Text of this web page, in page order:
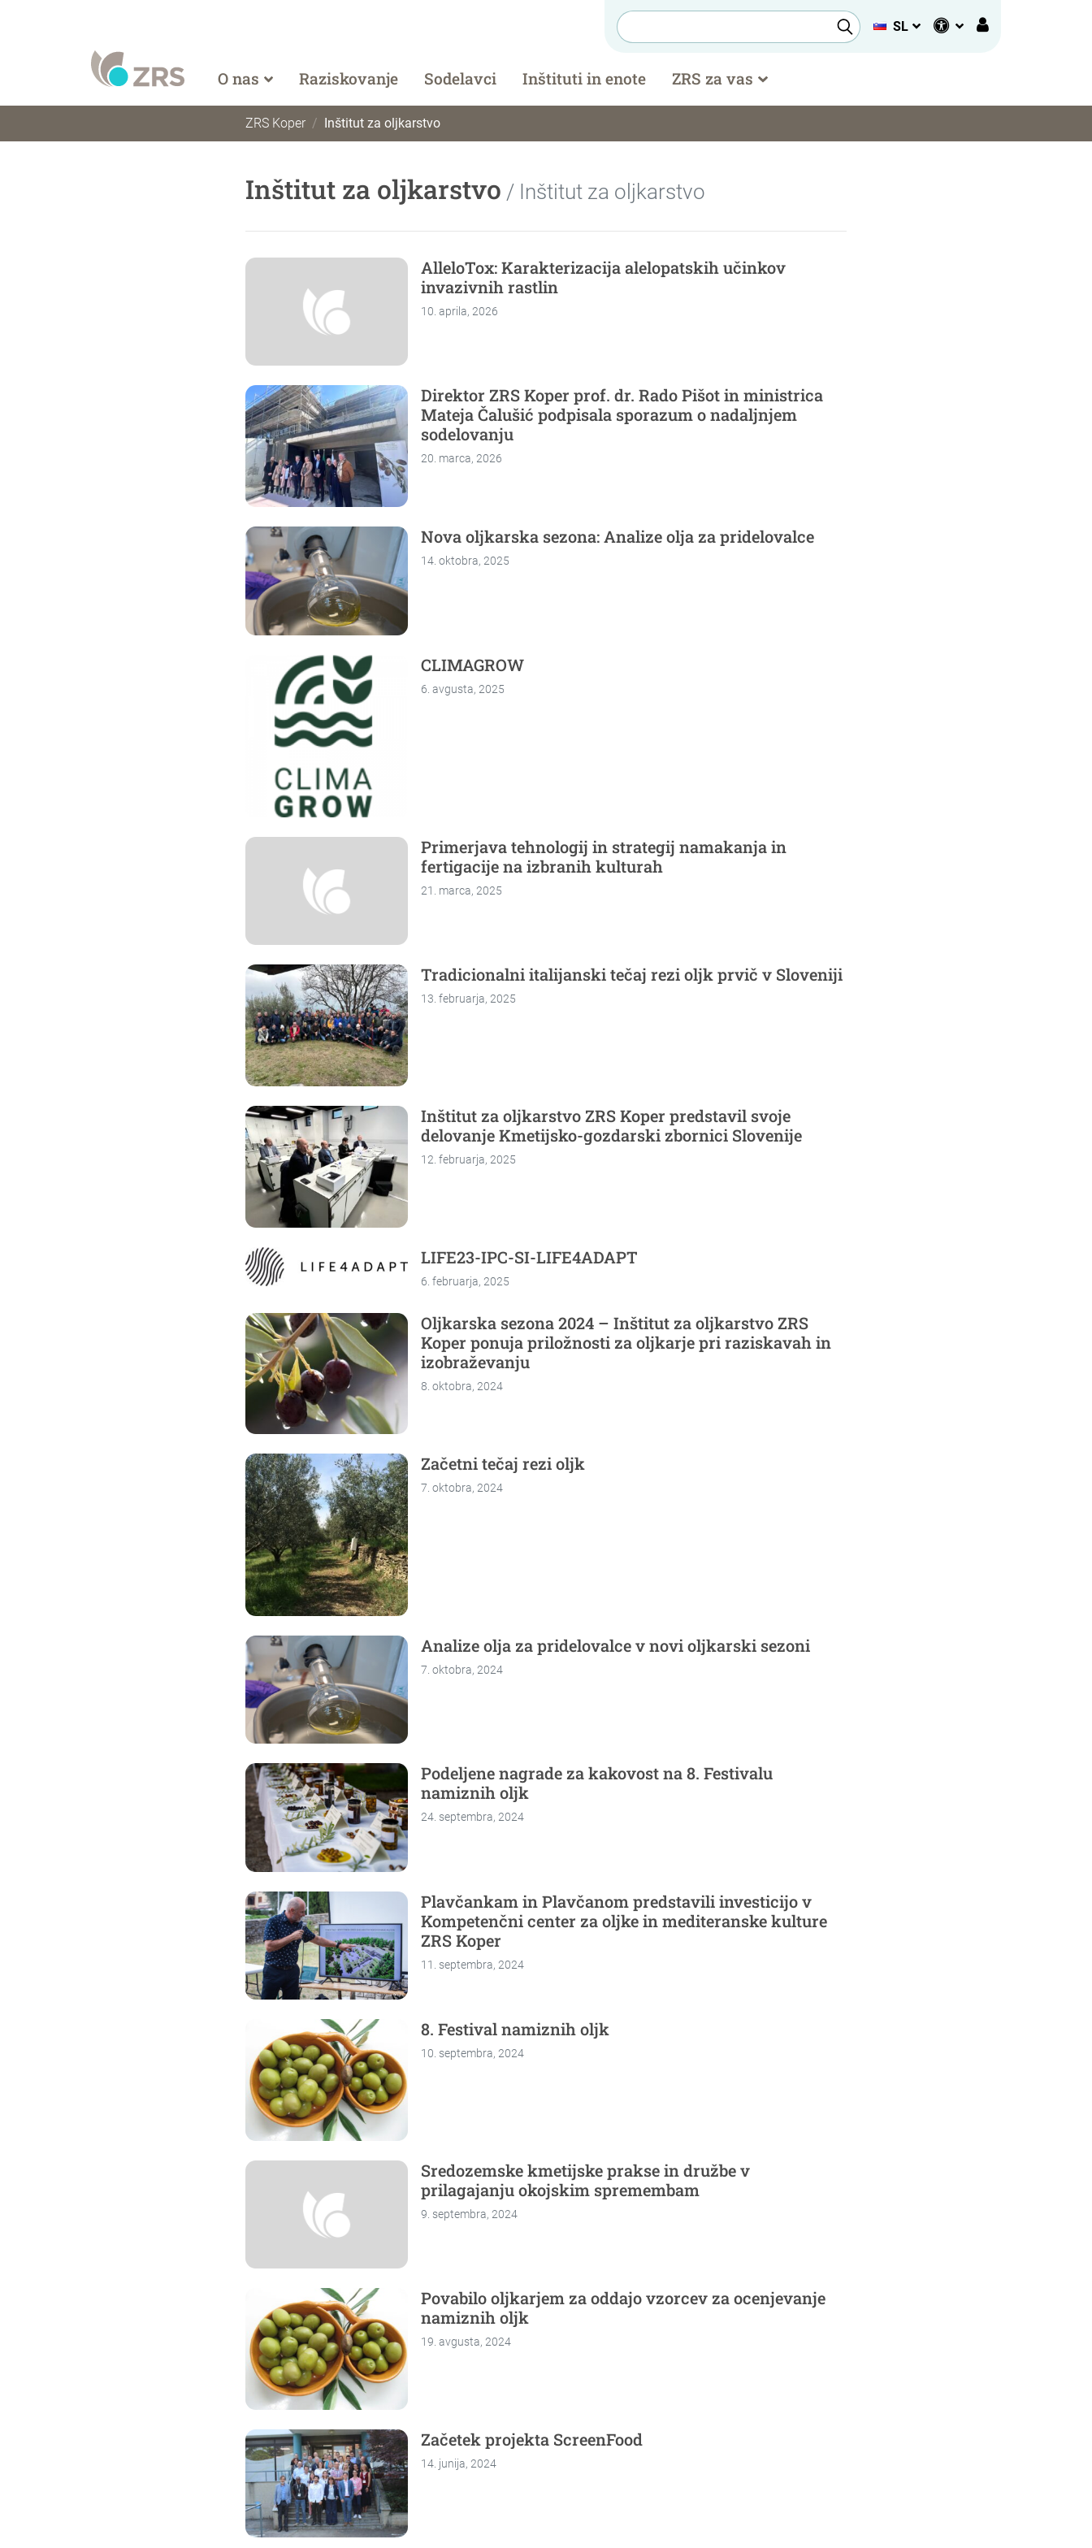
SL
O nas Raziskovanje Sodelavci Inštituti in enote ZRS za vas
ZRS Koper Inštitut za oljkarstvo
Inštitut za oljkarstvo / Inštitut za oljkarstvo
AlleloTox: Karakterizacija alelopatskih učinkov
invazivnih rastlin
10. aprila, 2026
Direktor ZRS Koper prof. dr. Rado Pišot in ministrica
Mateja Čalušić podpisala sporazum o nadaljnjem
sodelovanju
20. marca, 2026
Nova oljkarska sezona: Analize olja za pridelovalce
14. oktobra, 2025
CLIMAGROW
6. avgusta, 2025
Primerjava tehnologij in strategij namakanja in
fertigacije na izbranih kulturah
21. marca, 2025
Tradicionalni italijanski tečaj rezi oljk prvič v Sloveniji
13. februarja, 2025
Inštitut za oljkarstvo ZRS Koper predstavil svoje
delovanje Kmetijsko-gozdarski zbornici Slovenije
12. februarja, 2025
LIFE23-IPC-SI-LIFE4ADAPT
6. februarja, 2025
Oljkarska sezona 2024 – Inštitut za oljkarstvo ZRS
Koper ponuja priložnosti za oljkarje pri raziskavah in
izobraževanju
8. oktobra, 2024
Začetni tečaj rezi oljk
7. oktobra, 2024
Analize olja za pridelovalce v novi oljkarski sezoni
7. oktobra, 2024
Podeljene nagrade za kakovost na 8. Festivalu
namiznih oljk
24. septembra, 2024
Plavčankam in Plavčanom predstavili investicijo v
Kompetenčni center za oljke in mediteranske kulture
ZRS Koper
11. septembra, 2024
8. Festival namiznih oljk
10. septembra, 2024
Sredozemske kmetijske prakse in družbe v
prilagajanju okojskim spremembam
9. septembra, 2024
Povabilo oljkarjem za oddajo vzorcev za ocenjevanje
namiznih oljk
19. avgusta, 2024
Začetek projekta ScreenFood
14. junija, 2024